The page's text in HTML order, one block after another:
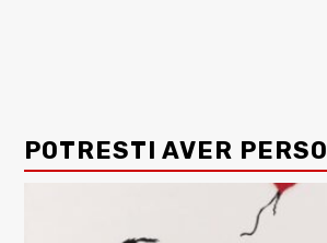
POTRESTI AVER PERSO